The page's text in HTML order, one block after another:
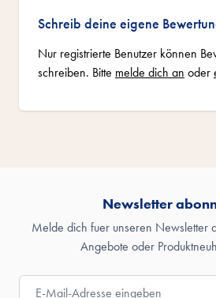
Schreib deine eigene
Nur registrierte Benutzer können
schreiben. Bitte melde dich an oder
Newsletter
Melde dich fuer unseren Newsletter
Angebote oder
E-Mail-Adresse